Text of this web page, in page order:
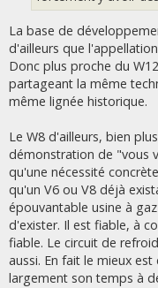
La base de
d'ailleurs que
Donc plus proche du
partageant la même
même lignée historique.
Le W8 d'ailleurs, bien
démonstration de "vous
qu'une nécessité
qu'un V6 ou V8 déjà
épouvantable usine à
d'exister. Il est fiable, à
fiable. Le circuit de
aussi. En fait le mieux
largement son temps à